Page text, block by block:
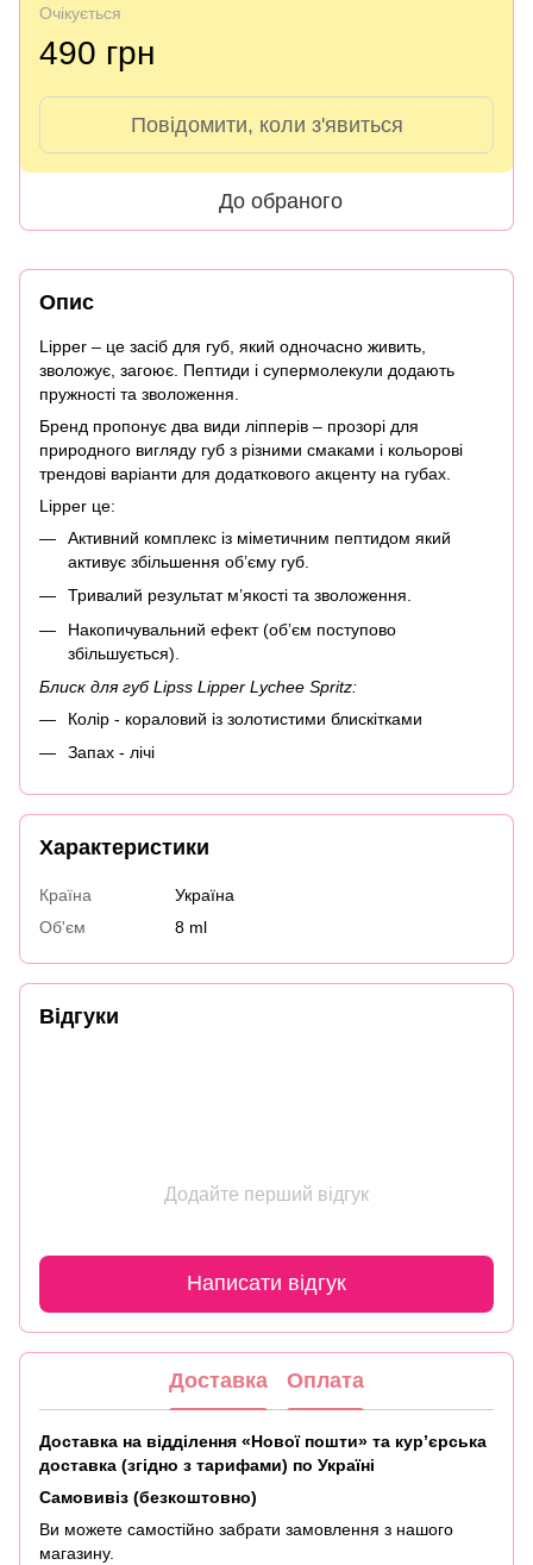
Очікується
490 грн
Повідомити, коли з'явиться
До обраного
Опис
Lipper – це засіб для губ, який одночасно живить,
зволожує, загоює. Пептиди і супермолекули додають
пружності та зволоження.
Бренд пропонує два види ліпперів – прозорі для
природного вигляду губ з різними смаками і кольорові
трендові варіанти для додаткового акценту на губах.
Lipper це:
Активний комплекс із міметичним пептидом який
активує збільшення об’єму губ.
Тривалий результат м’якості та зволоження.
Накопичувальний ефект (об’єм поступово
збільшується).
Блиск для губ Lipss Lipper Lychee Spritz:
Колір - кораловий із золотистими блискітками
Запах - лічі
Характеристики
Країна
Україна
Об'єм
8 ml
Відгуки
Додайте перший відгук
Написати відгук
Доставка Оплата
Доставка на відділення «Нової пошти» та кур’єрська
доставка (згідно з тарифами) по Україні
Самовивіз (безкоштовно)
Ви можете самостійно забрати замовлення з нашого
магазину.